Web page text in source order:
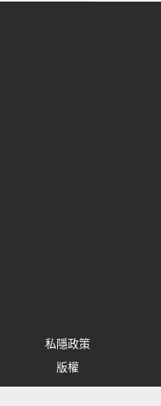
私隱政策
版權